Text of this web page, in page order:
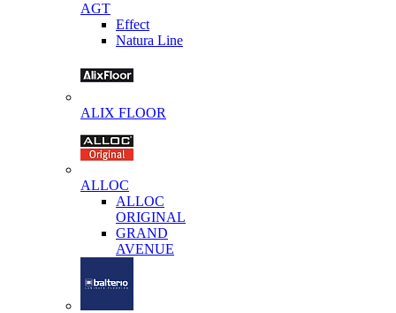
AGT
Effect
Natura Line
ALIX FLOOR
ALLOC
ALLOC
ORIGINAL
GRAND
AVENUE